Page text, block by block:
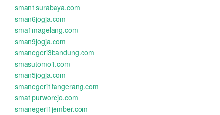
sman1surabaya.com
sman6jogja.com
sma1magelang.com
sman9jogja.com
smanegeri3bandung.com
smasutomo1.com
sman5jogja.com
smanegeri1tangerang.com
sma1purworejo.com
smanegeri1jember.com